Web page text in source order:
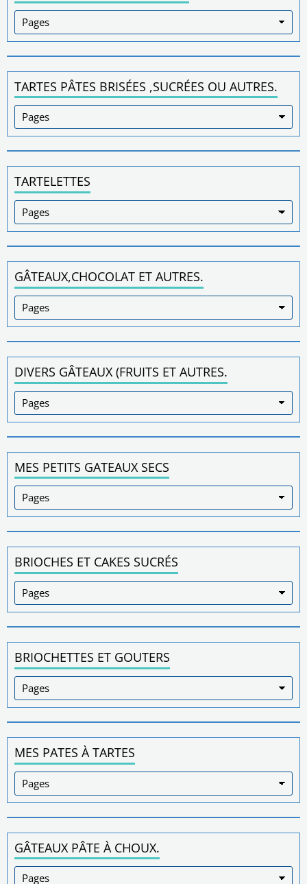
TARTES PÂTES BRISÉES ,SUCRÉES OU AUTRES.
TARTELETTES
GÂTEAUX,CHOCOLAT ET AUTRES.
DIVERS GÂTEAUX (FRUITS ET AUTRES.
MES PETITS GATEAUX SECS
BRIOCHES ET CAKES SUCRÉS
BRIOCHETTES ET GOUTERS
MES PATES À TARTES
GÂTEAUX PÂTE À CHOUX.